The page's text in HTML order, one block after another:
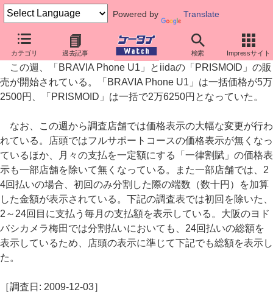
Powered by Translate
カテゴリ 過去記事 検索 Impressサイト
au端末価格調査： BRAVIA Phone U1は一括で5万2500円
この週、「BRAVIA Phone U1」とiidaの「PRISMOID」の販
売が開始されている。「BRAVIA Phone U1」は一括価格が5万
2500円、「PRISMOID」は一括で2万6250円となっていた。
なお、この週から調査店舗では価格表示の大幅な変更が行わ
れている。店頭ではフルサポートコースの価格表示が無くなっ
ているほか、月々の支払を一定額にする「一律割賦」の価格表
示も一部店舗を除いて無くなっている。また一部店舗では、2
4回払いの場合、初回のみ分割した際の端数（数十円）を加算
した金額が表示されている。下記の調査表では初回を除いた、
2～24回目に支払う毎月の支払額を表示している。大阪のヨド
バシカメラ梅田では分割払いにおいても、24回払いの総額を
表示しているため、店頭の表示に準じて下記でも総額を表示し
た。
［調査日: 2009-12-03］